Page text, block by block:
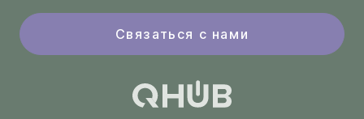
Связаться с нами